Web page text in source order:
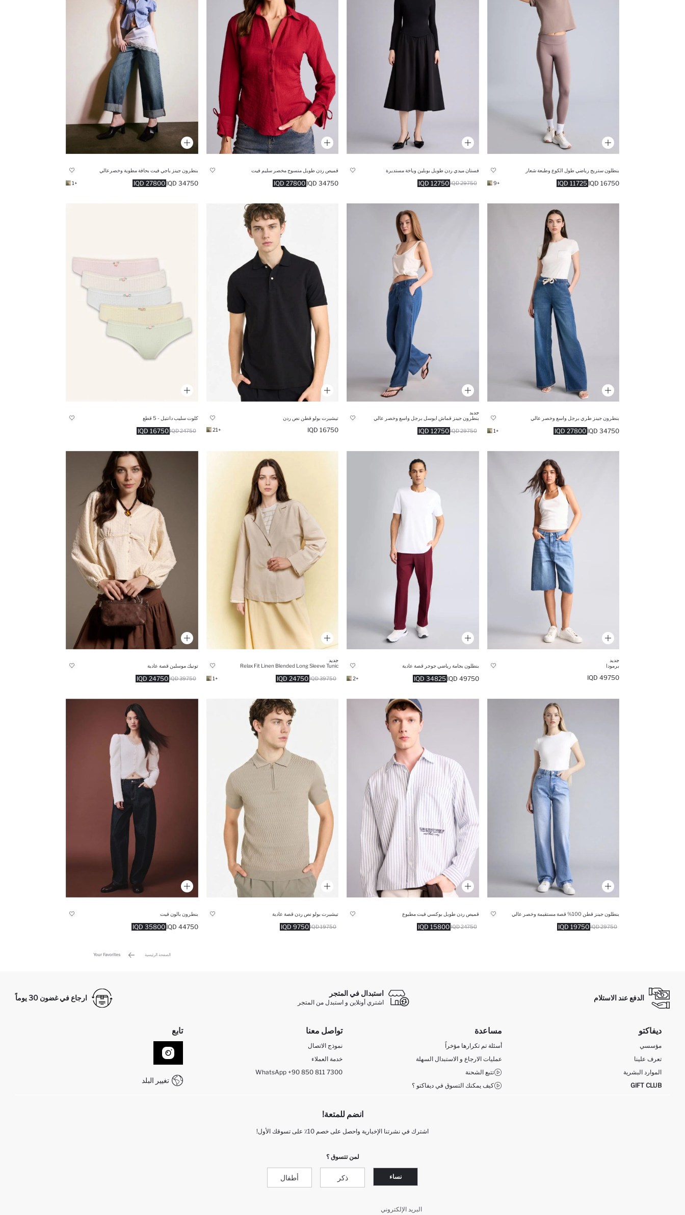
بنطلون ستريج رياضي طول الكوع وطبعة شعار
11725 IQD 16750 IQD
+9
فستان ميدي ردن طويل بوبلين وياخة مستديرة
12750 IQD 29750 IQD
قميص ردن طويل منسوج مخصر سليم فيت
27800 IQD 34750 IQD
بنطرون جينز باجي فيت بحافة مطوية وخصرعالي
27800 IQD 34750 IQD
+1
بنطرون جينز طري برجل واسع وخصر عالي
27800 IQD 34750 IQD
+1
جديد
بنطرون جينز قماش ايوسل برجل واسع وخصر عالي
12750 IQD 29750 IQD
تيشيرت بولو قطن نص ردن
16750 IQD
+21
كلوت سليب دانتيل - 5 قطع
16750 IQD 24750 IQD
جديد
برمودا
49750 IQD
بنطلون بجامة رياضي جوجر قصة عادية
34825 IQD 49750 IQD
+2
جديد
Relax Fit Linen Blended Long Sleeve Tunic
24750 IQD 39750 IQD
+1
تونيك موسلين قصة عادية
24750 IQD 39750 IQD
بنطلون جينز قطن 100% قصة مستقيمة وخصر عالي
19750 IQD 29750 IQD
قميص ردن طويل بوكسي فيت مطبوع
15800 IQD 24750 IQD
تيشيرت بولو نص ردن قصة عادية
9750 IQD 19750 IQD
بنطرون بالون فيت
35800 IQD 44750 IQD
الصفحة الرئيسية Your Favorites
الدفع عند الاستلام
استبدال في المتجر
اشتري أونلاين و استبدل من المتجر
ارجاع في غضون 30 يوماً
ديفاكتو
مؤسسي
تعرف علينا
الموارد البشرية
GIFT CLUB
مساعدة
أسئلة تم تكرارها مؤخراً
عمليات الارجاع و الاستبدال السهلة
تتبع الشحنة
كيف يمكنك التسوق في ديفاكتو ؟
تواصل معنا
نموذج الاتصال
خدمة العملاء
WhatsApp +90 850 811 7300
تابع
تغيير البلد
انضم للمتعة!
اشترك في نشرتنا الإخبارية واحصل على خصم 10٪ على تسوقك الأول!
لمن تتسوق ؟
نساء ذكر أطفال
البريد الإلكتروني